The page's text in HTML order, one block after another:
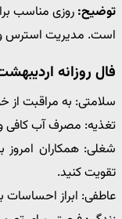
توضیح: روزی مناسب
است. مدیریت استرس و
فال روزانه
سلامتی: به مراقبت از
تغذیه: مصرف آب
شغلی: همکاران امروز
تقویت کنید.
عاطفی: ابراز